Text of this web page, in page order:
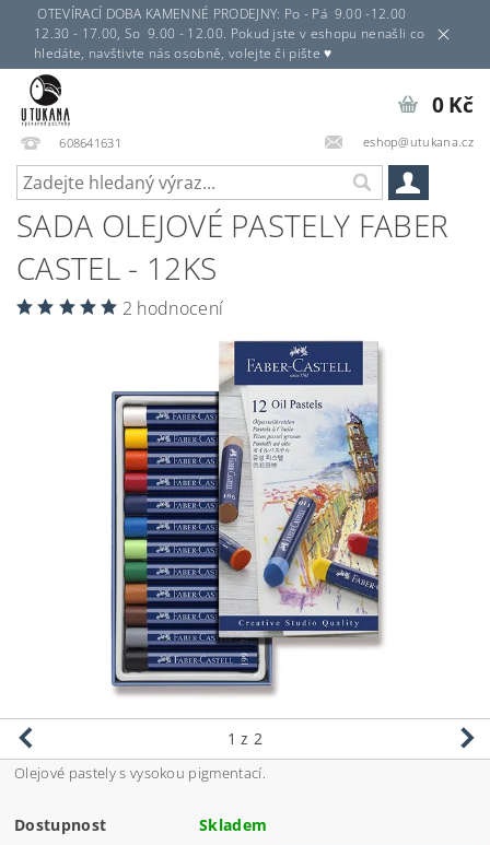
OTEVÍRACÍ DOBA KAMENNÉ PRODEJNY: Po - Pá 9.00 -12.00
12.30 - 17.00, So 9.00 - 12.00. Pokud jste v eshopu nenašli co
hledáte, navštivte nás osobně, volejte či pište ♥
608641631 eshop@utukana.cz
0 Kč
SADA OLEJOVÉ PASTELY FABER
CASTEL - 12KS
2 hodnocení
1 z 2
Olejové pastely s vysokou pigmentací.
Dostupnost Skladem